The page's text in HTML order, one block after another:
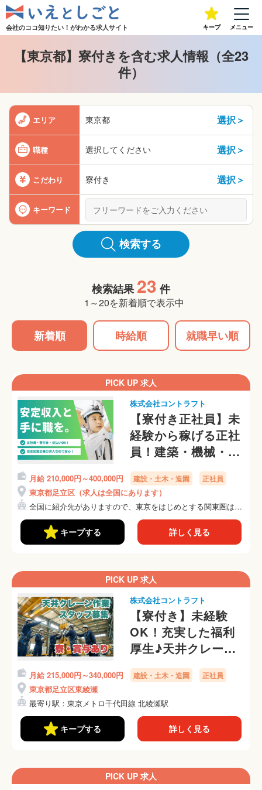
会社のココ知りたい！がわかる求人サイト キープ メニュー
【東京都】寮付きを含む求人情報（全23
件）
エリア 東京都 選択＞
職種 選択してください 選択＞
こだわり 寮付き 選択＞
キーワード
検索する
検索結果 23 件
1～20を新着順で表示中
新着順 時給順 就職早い順
PICK UP 求人
株式会社コントラフト
【寮付き正社員】未
経験から稼げる正社
員！建築・機械・保
守・施工管理など希
望に合う仕事を紹介
します！
月給 210,000円～400,000円 建設・土木・造園 正社員
東京都足立区（求人は全国にあります）
全国に紹介先がありますので、東京をはじめとする関東圏はも
ちろ...
キープする 詳しく見る
PICK UP 求人
株式会社コントラフト
【寮付き】未経験
OK！充実した福利
厚生♪天井クレーン
の点検・修理・据付
スタッフ
月給 215,000円～340,000円 建設・土木・造園 正社員
東京都足立区東綾瀬
最寄り駅：東京メトロ千代田線 北綾瀬駅
キープする 詳しく見る
PICK UP 求人